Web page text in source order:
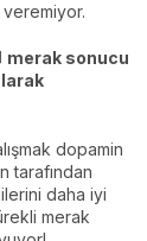
merak sonucu
dopamin
tarafından
daha iyi
merak